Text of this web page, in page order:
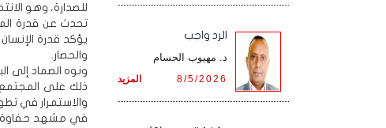
للصدارة، وهو
تحدث عن قدرة
يؤكد قدرة
والحصار.
ونوه الصماد إلى
ذلك على المجتمع
والاستمرار في
في مشهد حفاوة،
الرد واجب
د. مهيوب الحسام
المزيد 8/5/2026